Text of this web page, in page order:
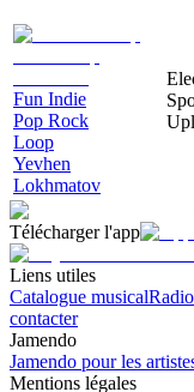
Fun Indie
Pop Rock
Loop
Yevhen
Lokhmatov
Télécharger l'app
Liens utiles
Catalogue musical
contacter
Jamendo
Jamendo pour les
Mentions légales